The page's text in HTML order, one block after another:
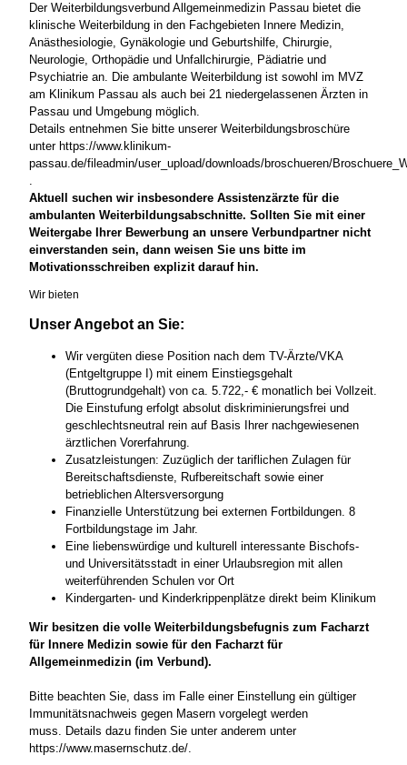
Der Weiterbildungsverbund Allgemeinmedizin Passau bietet die
klinische Weiterbildung in den Fachgebieten Innere Medizin,
Anästhesiologie, Gynäkologie und Geburtshilfe, Chirurgie,
Neurologie, Orthopädie und Unfallchirurgie, Pädiatrie und
Psychiatrie an. Die ambulante Weiterbildung ist sowohl im MVZ
am Klinikum Passau als auch bei 21 niedergelassenen Ärzten in
Passau und Umgebung möglich.
Details entnehmen Sie bitte unserer Weiterbildungsbroschüre
unter https://www.klinikum-
passau.de/fileadmin/user_upload/downloads/broschueren/
.
Aktuell suchen wir insbesondere Assistenzärzte für die
ambulanten Weiterbildungsabschnitte. Sollten Sie mit einer
Weitergabe Ihrer Bewerbung an unsere Verbundpartner nicht
einverstanden sein, dann weisen Sie uns bitte im
Motivationsschreiben explizit darauf hin.
Wir bieten
Unser Angebot an Sie:
Wir vergüten diese Position nach dem TV-Ärzte/VKA
(Entgeltgruppe I) mit einem Einstiegsgehalt
(Bruttogrundgehalt) von ca. 5.722,- € monatlich bei Vollzeit.
Die Einstufung erfolgt absolut diskriminierungsfrei und
geschlechtsneutral rein auf Basis Ihrer nachgewiesenen
ärztlichen Vorerfahrung.
Zusatzleistungen: Zuzüglich der tariflichen Zulagen für
Bereitschaftsdienste, Rufbereitschaft sowie einer
betrieblichen Altersversorgung
Finanzielle Unterstützung bei externen Fortbildungen. 8
Fortbildungstage im Jahr.
Eine liebenswürdige und kulturell interessante Bischofs-
und Universitätsstadt in einer Urlaubsregion mit allen
weiterführenden Schulen vor Ort
Kindergarten- und Kinderkrippenplätze direkt beim Klinikum
Wir besitzen die volle Weiterbildungsbefugnis zum Facharzt
für Innere Medizin sowie für den Facharzt für
Allgemeinmedizin (im Verbund).
Bitte beachten Sie, dass im Falle einer Einstellung ein gültiger
Immunitätsnachweis gegen Masern vorgelegt werden
muss. Details dazu finden Sie unter anderem unter
https://www.masernschutz.de/.